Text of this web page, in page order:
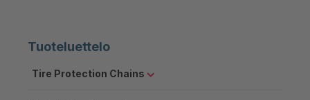
Tuoteluettelo
Tire Protection Chains